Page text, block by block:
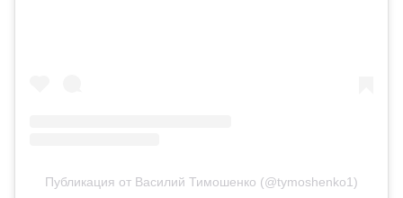
Публикация от Василий Тимошенко (@tymoshenko1)